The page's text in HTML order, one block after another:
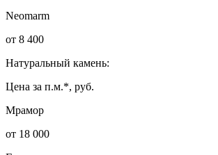
Neomarm
от 8 400
Натуральный камень:
Цена за п.м.*, руб.
Мрамор
от 18 000